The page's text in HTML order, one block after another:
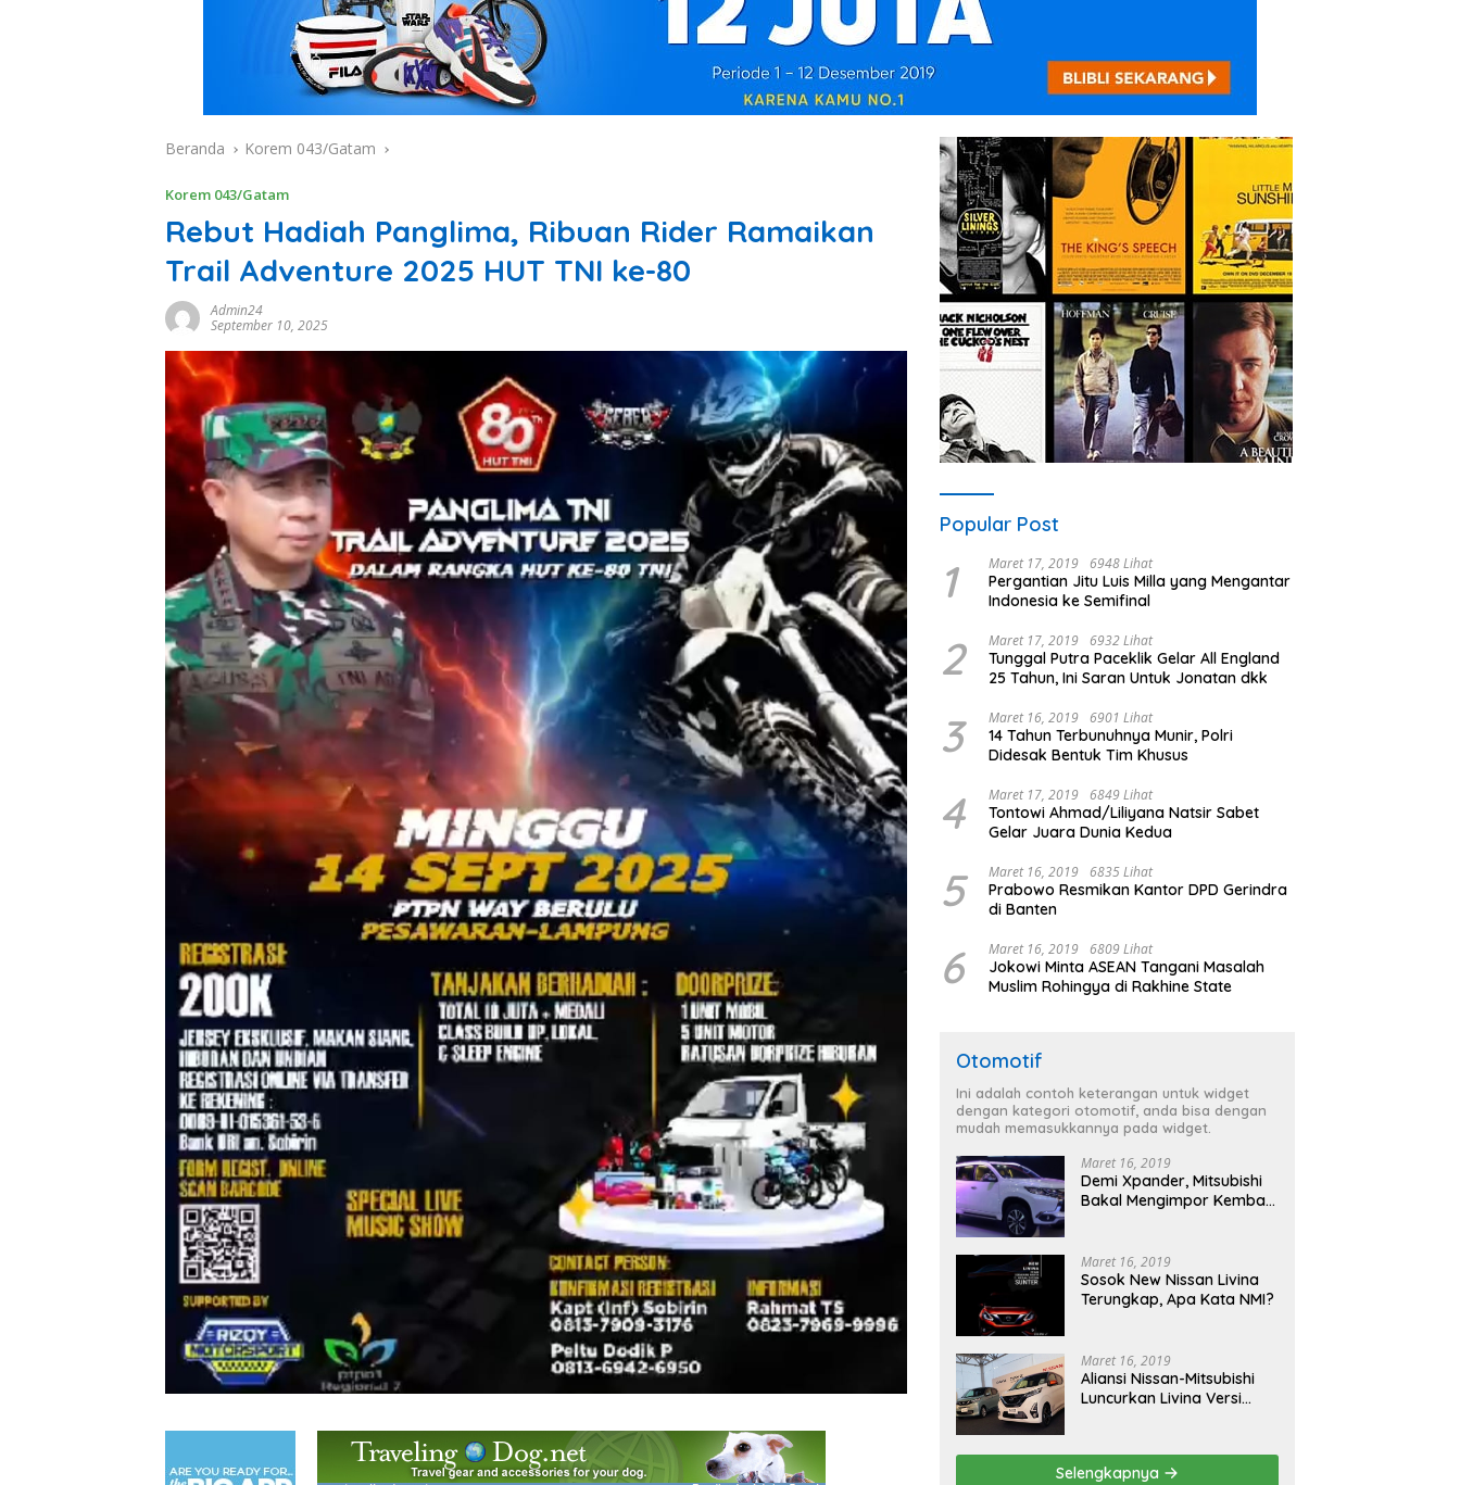
Beranda Korem 043/Gatam
Korem 043/Gatam
Rebut Hadiah Panglima, Ribuan Rider Ramaikan
Trail Adventure 2025 HUT TNI ke-80
Admin24
September 10, 2025
Popular Post
1 Maret 17, 2019 6948 Lihat
Pergantian Jitu Luis Milla yang Mengantar
Indonesia ke Semifinal
2 Maret 17, 2019 6932 Lihat
Tunggal Putra Paceklik Gelar All England
25 Tahun, Ini Saran Untuk Jonatan dkk
3 Maret 16, 2019 6901 Lihat
14 Tahun Terbunuhnya Munir, Polri
Didesak Bentuk Tim Khusus
4 Maret 17, 2019 6849 Lihat
Tontowi Ahmad/Liliyana Natsir Sabet
Gelar Juara Dunia Kedua
5 Maret 16, 2019 6835 Lihat
Prabowo Resmikan Kantor DPD Gerindra
di Banten
6 Maret 16, 2019 6809 Lihat
Jokowi Minta ASEAN Tangani Masalah
Muslim Rohingya di Rakhine State
Otomotif
Ini adalah contoh keterangan untuk widget
dengan kategori otomotif, anda bisa dengan
mudah memasukkannya pada widget.
Maret 16, 2019
Demi Xpander, Mitsubishi
Bakal Mengimpor Kembali
Maret 16, 2019
Sosok New Nissan Livina
Terungkap, Apa Kata NMI?
Maret 16, 2019
Aliansi Nissan-Mitsubishi
Luncurkan Livina Versi
Selengkapnya